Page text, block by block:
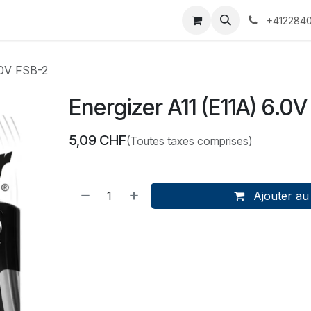
Événements Services
FSB-2
Energizer A11 (E11A)
5,09CHF(Toutes taxes comprises)
Ajouter